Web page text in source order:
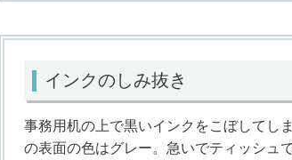
インクのしみ抜き
事務用机の上で黒いインクをこぼしてし
の表面の色はグレー。急いでティッシュ